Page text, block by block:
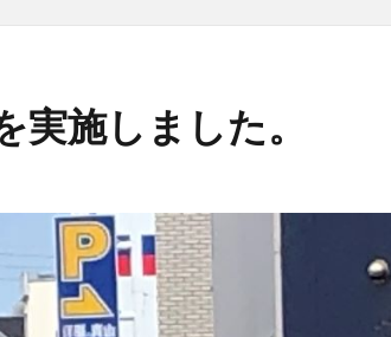
施しました。